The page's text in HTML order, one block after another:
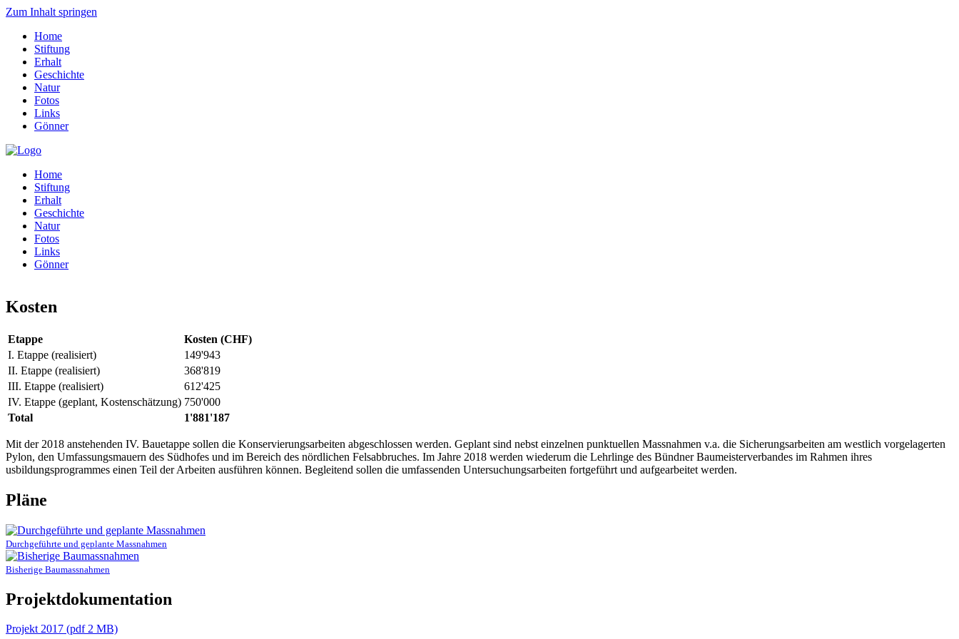
Zum Inhalt springen
Home
Stiftung
Erhalt
Geschichte
Natur
Fotos
Links
Gönner
Home
Stiftung
Erhalt
Geschichte
Natur
Fotos
Links
Gönner
Kosten
Etappe
Kosten (CHF)
I. Etappe (realisiert)
149'943
II. Etappe (realisiert)
368'819
III. Etappe (realisiert)
612'425
IV. Etappe (geplant, Kostenschätzung) 750'000
Total
1'881'187
Mit der 2018 anstehenden IV. Bauetappe sollen die Konservierungsarbeiten abgeschlossen werden. Geplant sind nebst einzelnen punktuellen Massnahmen v.a. die Sicherungsarbeiten am westlich vorgelagerten
Pylon, den Umfassungsmauern des Südhofes und im Bereich des nördlichen Felsabbruches. Im Jahre 2018 werden wiederum die Lehrlinge des Bündner Baumeisterverbandes im Rahmen ihres
usbildungsprogrammes einen Teil der Arbeiten ausführen können. Begleitend sollen die umfassenden Untersuchungsarbeiten fortgeführt und aufgearbeitet werden.
Pläne
Durchgeführte und geplante Massnahmen
Bisherige Baumassnahmen
Projektdokumentation
Projekt 2017 (pdf 2 MB)